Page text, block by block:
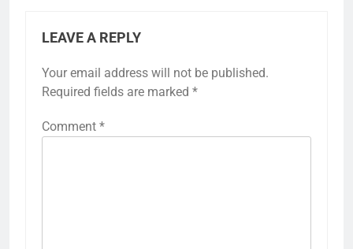
LEAVE A REPLY
Your email address will not be published.
Required fields are marked *
Comment *